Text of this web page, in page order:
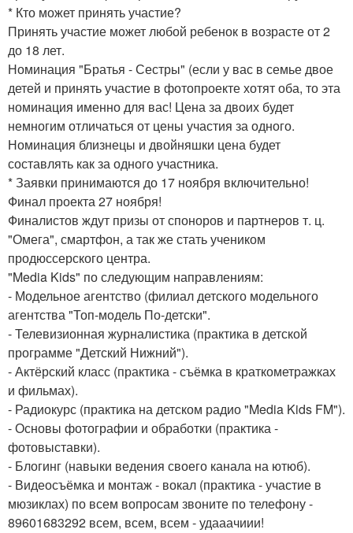
* Кто может принять участие?
Принять участие может любой ребенок в возрасте от 2
до 18 лет.
Номинация "Братья - Сестры" (если у вас в семье двое
детей и принять участие в фотопроекте хотят оба, то эта
номинация именно для вас! Цена за двоих будет
немногим отличаться от цены участия за одного.
Номинация близнецы и двойняшки цена будет
составлять как за одного участника.
* Заявки принимаются до 17 ноября включительно!
Финал проекта 27 ноября!
Финалистов ждут призы от споноров и партнеров т. ц.
"Омега", смартфон, а так же стать учеником
продюссерского центра.
"Media Kids" по следующим направлениям:
- Модельное агентство (филиал детского модельного
агентства "Топ-модель По-детски".
- Телевизионная журналистика (практика в детской
программе "Детский Нижний").
- Актёрский класс (практика - съёмка в краткометражках
и фильмах).
- Радиокурс (практика на детском радио "Media Kids FM").
- Основы фотографии и обработки (практика -
фотовыставки).
- Блогинг (навыки ведения своего канала на ютюб).
- Видеосъёмка и монтаж - вокал (практика - участие в
мюзиклах) по всем вопросам звоните по телефону -
89601683292 всем, всем, всем - удааачиии!